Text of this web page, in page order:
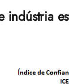
indústria